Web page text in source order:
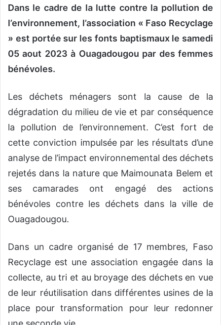
Dans le cadre de la lutte contre la pollution de
l’environnement, l’association « Faso Recyclage
» est portée sur les fonts baptismaux le samedi
05 aout 2023 à Ouagadougou par des femmes
bénévoles.
Les déchets ménagers sont la cause de la
dégradation du milieu de vie et par conséquence
la pollution de l’environnement. C’est fort de
cette conviction impulsée par les résultats d’une
analyse de l’impact environnemental des déchets
rejetés dans la nature que Maimounata Belem et
ses camarades ont engagé des actions
bénévoles contre les déchets dans la ville de
Ouagadougou.
Dans un cadre organisé de 17 membres, Faso
Recyclage est une association engagée dans la
collecte, au tri et au broyage des déchets en vue
de leur réutilisation dans différentes usines de la
place pour transformation pour leur redonner